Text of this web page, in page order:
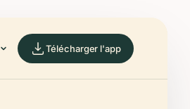
Télécharger l'app